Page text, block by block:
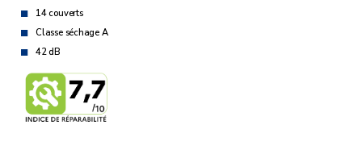
14 couverts
Classe séchage A
42 dB